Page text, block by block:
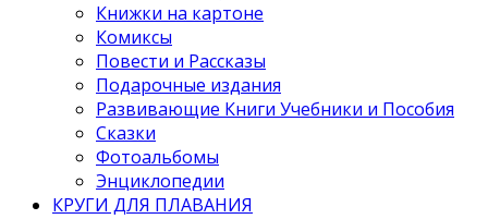
Книжки на картоне
Комиксы
Повести и Рассказы
Подарочные издания
Развивающие Книги Учебники и Пособия
Сказки
Фотоальбомы
Энциклопедии
КРУГИ ДЛЯ ПЛАВАНИЯ